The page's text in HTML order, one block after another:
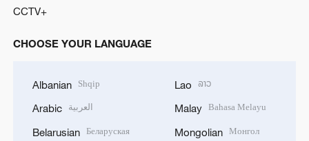
CCTV+
CHOOSE YOUR LANGUAGE
Albanian Shqip
Arabic العربية
Belarusian Беларуская
Lao ລາວ
Malay Bahasa Melayu
Mongolian Монгол